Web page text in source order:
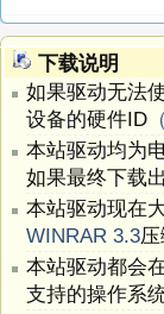
下载说明
如果驱动无法
设备的硬件ID
本站驱动均为
如果最终下载
本站驱动现在
WINRAR 3.3
本站驱动都会
支持的操作系